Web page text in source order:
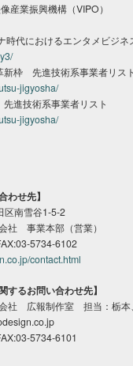
産業振興機構（VIPO）
時代におけるエンタメビジネ
新枠 先進技術系事業者リスト
jigyosha/
進技術系事業者リスト
jigyosha/
わせ先】
区南雪谷1-5-2
社 事業本部（営業）
5734-6102
contact.html
するお問い合わせ先】
社 広報制作室 担当：栃本
5734-6101